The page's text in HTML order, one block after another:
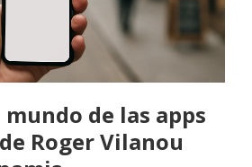
mundo de las apps
Roger Vilanou